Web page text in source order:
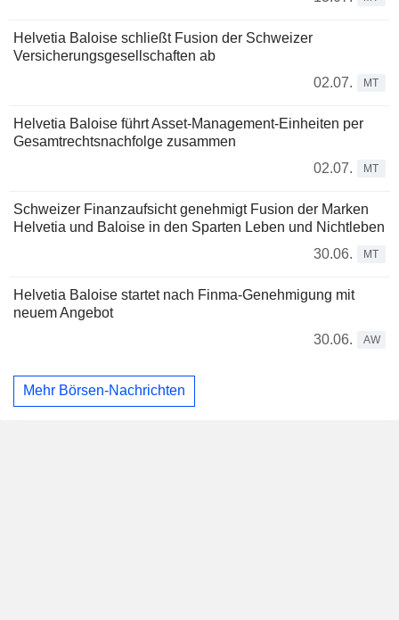
Helvetia Baloise schließt Fusion der Schweizer
Versicherungsgesellschaften ab
02.07.
MT
Helvetia Baloise führt Asset-Management-Einheiten per
Gesamtrechtsnachfolge zusammen
02.07.
MT
Schweizer Finanzaufsicht genehmigt Fusion der Marken
Helvetia und Baloise in den Sparten Leben und Nichtleben
30.06.
MT
Helvetia Baloise startet nach Finma-Genehmigung mit
neuem Angebot
30.06.
AW
Mehr Börsen-Nachrichten